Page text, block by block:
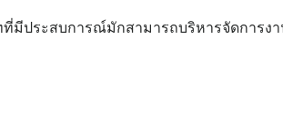
ประสบการณ์มักสามารถบริหารจัดการง